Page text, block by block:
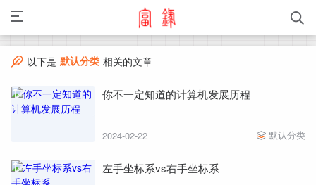
以下是 默认分类 相关的文章
你不一定知道的计算机发展历程
2024-02-22 默认分类
左手坐标系vs右手坐标系